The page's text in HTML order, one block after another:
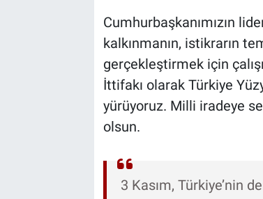
Cumhurbaşkanımızın
kalkınmanın, istikrarın
gerçekleştirmek için
İttifakı olarak Türkiye
yürüyoruz. Milli iradeye
olsun.
3 Kasım, Türkiye’nin